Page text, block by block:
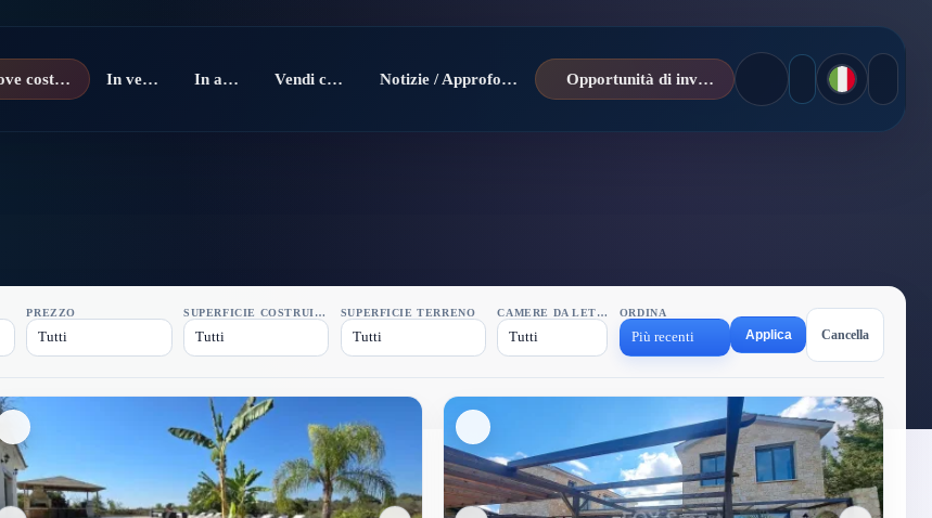
Nuove costruzioni In vendita In affitto Vendi con noi Notizie / Approfondimenti Opportunità di investimento
PREZZO
Tutti
SUPERFICIE COSTRUITA
Tutti
SUPERFICIE TERRENO
Tutti
CAMERE DA LETTO
Tutti
ORDINA
Più recenti Applica Cancella